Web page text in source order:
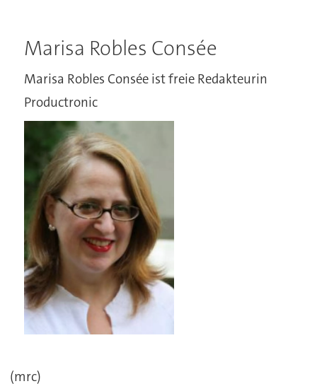
Marisa Robles Consée
Marisa Robles Consée ist freie Redakteurin
Productronic
(mrc)